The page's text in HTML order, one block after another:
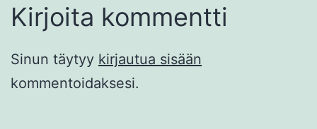
Kirjoita kommentti
Sinun täytyy kirjautua sisään
kommentoidaksesi.